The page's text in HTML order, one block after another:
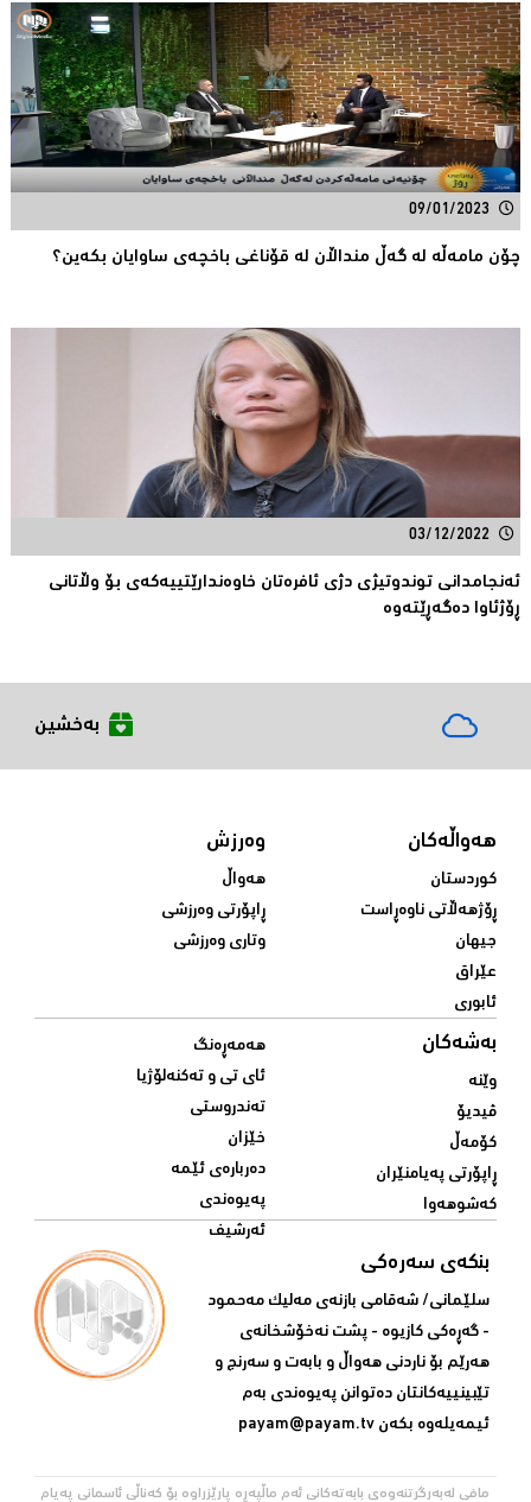
09/01/2023
چۆن مامەڵە لە گەڵ منداڵان لە قۆناغی باخچەی ساوایان بکەین؟
03/12/2022
ئەنجامدانى توندوتیژی دژی ئافره‌تان خاوه‌ندارێتییه‌كه‌ی بۆ وڵاتانی
ڕۆژئاوا ده‌گه‌ڕێته‌وه‌
بەخشین
هەواڵەکان
کوردستان
ڕۆژهەڵاتی ناوەڕاست
جیهان
عێراق
ئابوری
وەرزش
هەواڵ
ڕاپۆرتی وەرزشی
وتاری وەرزشی
بەشەکان
وێنە
ڤیدیۆ
کۆمەڵ
ڕاپۆرتی پەیامنێران
کەشوهەوا
هەمەڕەنگ
ئای تی و تەکنەلۆژیا
تەندروستی
خێزان
دەربارەی ئێمە
پەیوەندی
ئەرشیف
بنکەی سەرەکی
سلێمانی/ شه‌قامی بازنه‌ی مه‌لیک مه‌حمود
- گه‌ڕه‌کی کازیوه‌ - پشت نه‌خۆشخانه‌ی‌
هه‌رێم بۆ ناردنی‌ هه‌واڵ و بابه‌ت و سه‌رنج و
تێبینییه‌كانتان ده‌توانن په‌یوه‌ندی‌ به‌م
ئیمه‌یله‌وه‌ بكه‌ن payam@payam.tv
مافی لەبەرگرتنەوەی بابەتەکانی ئەم ماڵپەڕە پارێزراوە بۆ کەناڵی ئاسمانی پەیام